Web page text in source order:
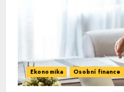
Ekonomika Osobní finance